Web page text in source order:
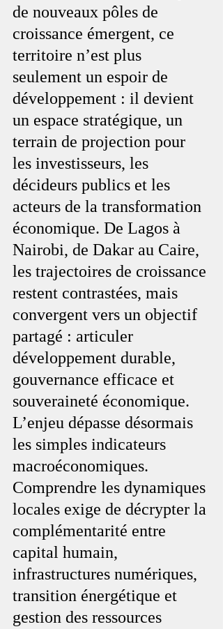
de nouveaux pôles de
croissance émergent, ce
territoire n’est plus
seulement un espoir de
développement : il devient
un espace stratégique, un
terrain de projection pour
les investisseurs, les
décideurs publics et les
acteurs de la transformation
économique. De Lagos à
Nairobi, de Dakar au Caire,
les trajectoires de croissance
restent contrastées, mais
convergent vers un objectif
partagé : articuler
développement durable,
gouvernance efficace et
souveraineté économique.
L’enjeu dépasse désormais
les simples indicateurs
macroéconomiques.
Comprendre les dynamiques
locales exige de décrypter la
complémentarité entre
capital humain,
infrastructures numériques,
transition énergétique et
gestion des ressources